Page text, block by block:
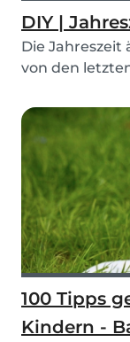
DIY |
Die Jahreszeit
von den
100 Tipps
Kindern -